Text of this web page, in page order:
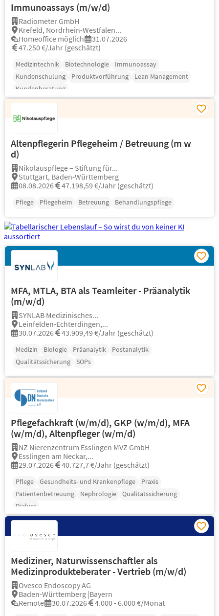
Immunoassays (m/w/d)
Radiometer GmbH
Krefeld, Nordrhein-Westfalen...
Homeoffice möglich
31.07.2026
47.250 €/Jahr (geschätzt)
Medizintechnik Biotechnologie
Immunoassay
Kundenschulung
Produktvorführung
Lean Management
Kundenberatung
Altenpflegerin Pflegeheim / Betreuung (m w
d)
Nikolauspflege – Stiftung für...
Stuttgart, Baden-Württemberg
08.08.2026
47.198,59 €/Jahr (geschätzt)
Pflege Pflegeheim Betreuung Behandlungspflege
MFA, MTLA, BTA als Teamleiter - Präanalytik
(m/w/d)
SYNLAB Medizinisches...
Leinfelden-Echterdingen,...
30.07.2026
43.909,49 €/Jahr (geschätzt)
Medizin Biologie Präanalytik
Postanalytik
Qualitätssicherung
SOPs
Pflegefachkraft (w/m/d), GKP (w/m/d), MFA
(w/m/d), Altenpfleger (w/m/d)
NZ Nierenzentrum Esslingen MVZ GmbH
Esslingen am Neckar,...
29.07.2026
40.727,7 €/Jahr (geschätzt)
Pflege Gesundheits- und Krankenpflege
Praxis
Patientenbetreuung
Nephrologie
Qualitätssicherung
Dialyse
Mediziner, Naturwissenschaftler als
Medizinprodukteberater - Vertrieb (m/w/d)
Ovesco Endoscopy AG
Baden-Württemberg |Bayern
Remote
30.07.2026 4.000 - 6.000 €/Monat